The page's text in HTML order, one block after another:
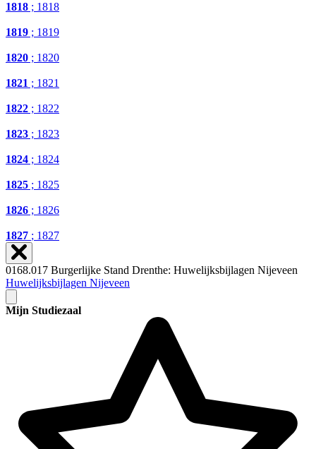
1818 ; 1818
1819 ; 1819
1820 ; 1820
1821 ; 1821
1822 ; 1822
1823 ; 1823
1824 ; 1824
1825 ; 1825
1826 ; 1826
1827 ; 1827
0168.017 Burgerlijke Stand Drenthe: Huwelijksbijlagen Nijeveen
Huwelijksbijlagen Nijeveen
Mijn Studiezaal